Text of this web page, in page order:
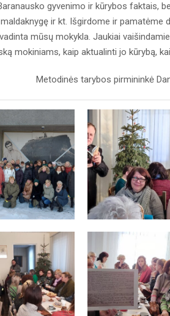
gyvenimo ir kūrybos faktais,
ir kt. Išgirdome ir
mūsų mokykla. Jaukiai
mokiniams, kaip aktualinti jo kūrybą,
tarybos pirmininkė